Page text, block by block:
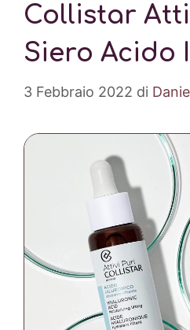
Collistar
Siero Acido
3 Febbraio 2022 di